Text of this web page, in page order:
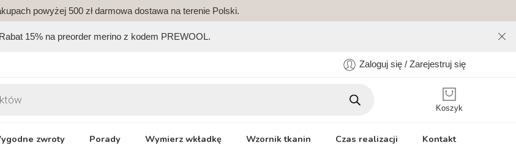
powyżej 500 zł darmowa dostawa na terenie Polski.
Rabat 15% na preorder merino z kodem PREWOOL.
Zaloguj się / Zarejestruj się
Koszyk
zwroty Porady Wymierz wkładkę Wzornik tkanin Czas realizacji Kontakt